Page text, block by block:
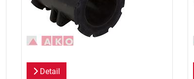
Detail